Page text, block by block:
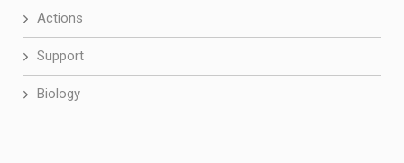
Actions
Support
Biology